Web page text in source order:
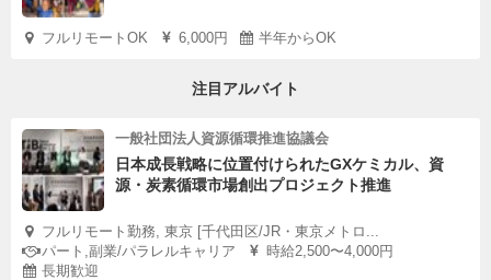
フルリモートOK 6,000円 半年からOK
注目アルバイト
一般社団法人資源循環推進協議会
日本成長戦略に位置付けられたGXケミカル、資
源・炭素循環市場創出プロジェクト推進
フルリモート勤務, 東京 [千代田区/JR・東京メトロ...
パート,副業/パラレルキャリア
時給2,500〜4,000円
長期歓迎